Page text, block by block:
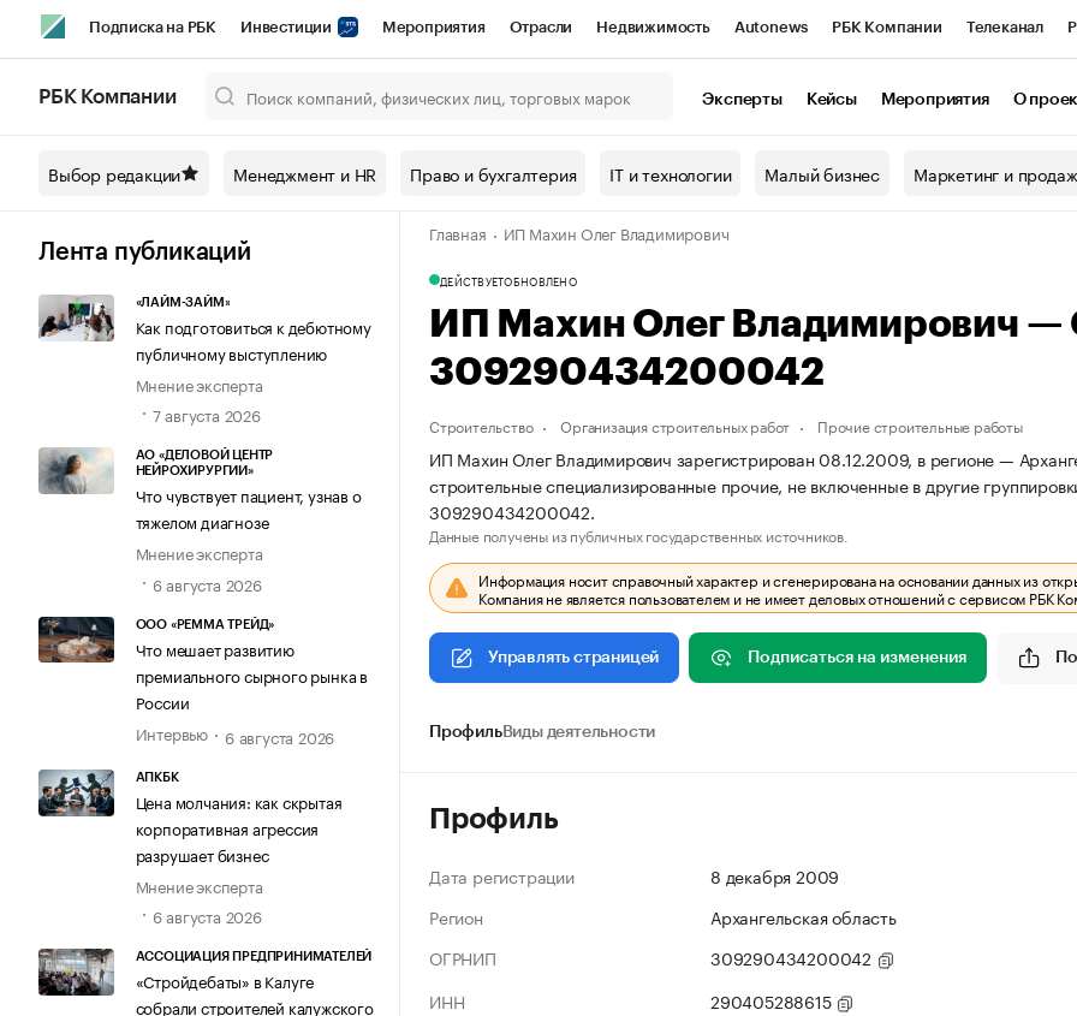
Подписка на РБК Инвестиции Мероприятия Отрасли Недвижимость Autonews РБК Компании Телеканал
Спецпроекты СПб Конференции СПб Спецпроекты Проверка контрагентов
Технологии и медиа Рынок наличной валюты
РБК Компании Эксперты Кейсы Мероприятия О
Выбор редакции Менеджмент и HR Право и бухгалтерия IT и технологии Малый бизнес Маркетинг и
Лента публикаций
«ЛАЙМ-ЗАЙМ»
Как подготовиться к дебютному
публичному выступлению
Мнение эксперта
7 августа 2026
АО «ДЕЛОВОЙ ЦЕНТР
НЕЙРОХИРУРГИИ»
Что чувствует пациент, узнав о
тяжелом диагнозе
Мнение эксперта
6 августа 2026
ООО «РЕММА ТРЕЙД»
Что мешает развитию
премиального сырного рынка в
России
Интервью
6 августа 2026
АПКБК
Цена молчания: как скрытая
корпоративная агрессия
разрушает бизнес
Мнение эксперта
6 августа 2026
АССОЦИАЦИЯ ПРЕДПРИНИМАТЕЛЕЙ
«Стройдебаты» в Калуге
собрали строителей калужского
Главная ИП Махин Олег Владимирович
ДЕЙСТВУЕТОБНОВЛЕНО
ИП Махин Олег Владимирович
309290434200042
Строительство Организация строительных работ Прочие строительные работы
ИП Махин Олег Владимирович зарегистрирован 08.12.2009, в регионе —
строительные специализированные прочие, не включенные в другие
309290434200042.
Данные получены из публичных государственных источников.
Информация носит справочный характер и сгенерирована на основании данных из
Компания не является пользователем и не имеет деловых отношений с сервисом РБК
Управлять страницей Подписаться на изменения
ПрофильВиды деятельности
Профиль
Дата регистрации
8 декабря 2009
Регион
Архангельская область
ОГРНИП
309290434200042
ИНН
290405288615